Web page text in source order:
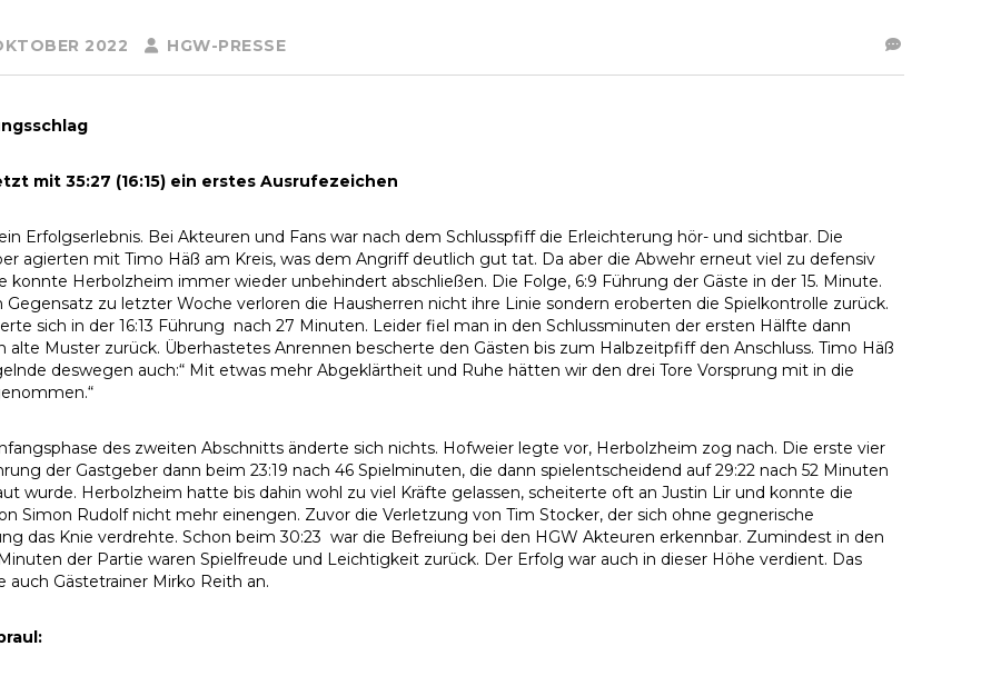
2022 HGW-PRESSE
mit 35:27 (16:15) ein erstes Ausrufezeichen
Erfolgserlebnis. Bei Akteuren und Fans war nach dem Schlusspfiff die Erleichterung hör- und sichtbar. Die
agierten mit Timo Häß am Kreis, was dem Angriff deutlich gut tat. Da aber die Abwehr erneut viel zu defensiv
konnte Herbolzheim immer wieder unbehindert abschließen. Die Folge, 6:9 Führung der Gäste in der 15. Minute.
Gegensatz zu letzter Woche verloren die Hausherren nicht ihre Linie sondern eroberten die Spielkontrolle zurück.
sich in der 16:13 Führung nach 27 Minuten. Leider fiel man in den Schlussminuten der ersten Hälfte dann
alte Muster zurück. Überhastetes Anrennen bescherte den Gästen bis zum Halbzeitpfiff den Anschluss. Timo Häß
deswegen auch:“ Mit etwas mehr Abgeklärtheit und Ruhe hätten wir den drei Tore Vorsprung mit in die
des zweiten Abschnitts änderte sich nichts. Hofweier legte vor, Herbolzheim zog nach. Die erste vier
der Gastgeber dann beim 23:19 nach 46 Spielminuten, die dann spielentscheidend auf 29:22 nach 52 Minuten
wurde. Herbolzheim hatte bis dahin wohl zu viel Kräfte gelassen, scheiterte oft an Justin Lir und konnte die
Simon Rudolf nicht mehr einengen. Zuvor die Verletzung von Tim Stocker, der sich ohne gegnerische
das Knie verdrehte. Schon beim 30:23 war die Befreiung bei den HGW Akteuren erkennbar. Zumindest in den
der Partie waren Spielfreude und Leichtigkeit zurück. Der Erfolg war auch in dieser Höhe verdient. Das
auch Gästetrainer Mirko Reith an.